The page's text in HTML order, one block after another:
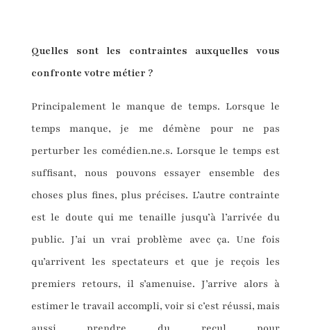
Quelles sont les contraintes auxquelles vous
confronte votre métier ?
Principalement le manque de temps. Lorsque le
temps manque, je me démène pour ne pas
perturber les comédien.ne.s. Lorsque le temps est
suffisant, nous pouvons essayer ensemble des
choses plus fines, plus précises. L’autre contrainte
est le doute qui me tenaille jusqu’à l’arrivée du
public. J’ai un vrai problème avec ça. Une fois
qu’arrivent les spectateurs et que je reçois les
premiers retours, il s’amenuise. J’arrive alors à
estimer le travail accompli, voir si c’est réussi, mais